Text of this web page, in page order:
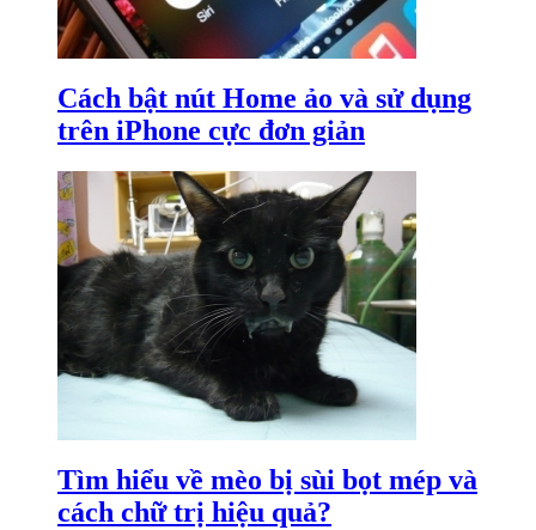
Cách bật nút Home ảo và sử dụng
trên iPhone cực đơn giản
Tìm hiểu về mèo bị sùi bọt mép và
cách chữ trị hiệu quả?